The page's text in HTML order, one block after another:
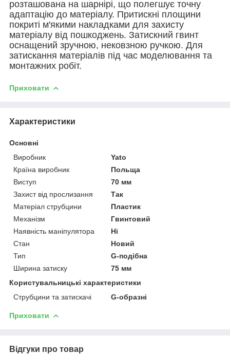
розташована на шарнірі, що полегшує точну
адаптацію до матеріалу. Притискні площини
покриті м'якими накладками для захисту
матеріалу від пошкоджень. Затискний гвинт
оснащений зручною, нековзною ручкою. Для
затискання матеріалів під час моделювання та
монтажних робіт.
Приховати
Характеристики
Основні
Виробник
Yato
Країна виробник
Польща
Виступ
70 мм
Захист від прослизання
Так
Матеріал струбцини
Пластик
Механізм
Гвинтовий
Наявність маніпулятора
Ні
Стан
Новий
Тип
G-подібна
Ширина затиску
75 мм
Користувальницькі характеристики
Струбцини та затискачі
G-образні
Приховати
Відгуки про товар